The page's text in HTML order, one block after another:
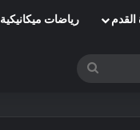
القدم رياضات ميكانيكية
بحث